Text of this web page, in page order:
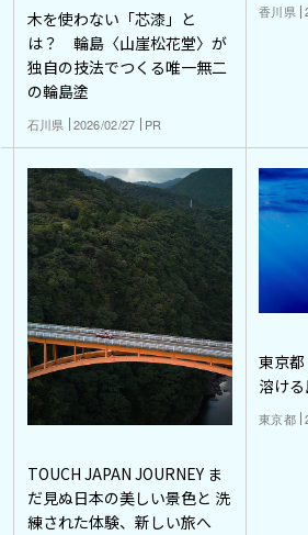
木を使わない「芯漆」と
は？ 輪島〈山崖松花堂〉が
独自の技法でつくる唯一無二
の輪島塗
石川県 2026/02/27 PR
香川県
TOUCH JAPAN JOURNEY ま
だ見ぬ日本の美しい景色と 洗
練された体験、新しい旅へ
東京
溶け
東京都